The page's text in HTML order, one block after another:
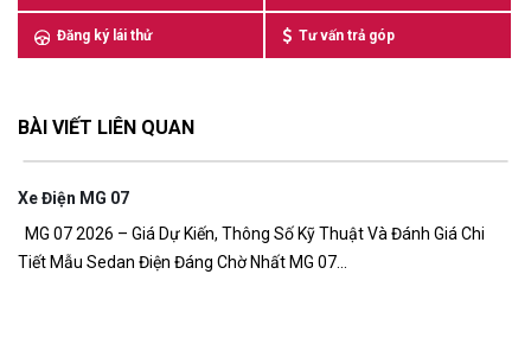
Đăng ký lái thử Tư vấn trả góp
BÀI VIẾT LIÊN QUAN
07
– Giá Dự Kiến, Thông Số Kỹ Thuật Và Đánh Giá Chi
Sedan Điện Đáng Chờ Nhất MG 07...